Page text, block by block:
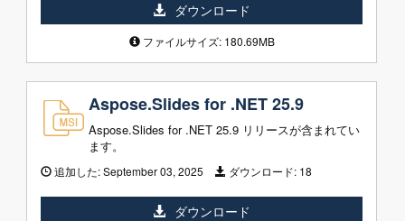
ダウンロード
ファイルサイズ: 180.69MB
Aspose.Slides for .NET 25.9
Aspose.Slides for .NET 25.9 リリースが含まれてい
ます。
追加した:September 03, 2025 ダウンロード: 18
ダウンロード